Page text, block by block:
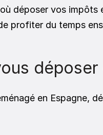
déposer vos
profiter du temps
en Espagne,